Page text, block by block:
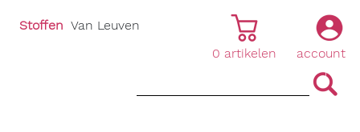
account
|
0 artikelen
Stoffen Van Leuven